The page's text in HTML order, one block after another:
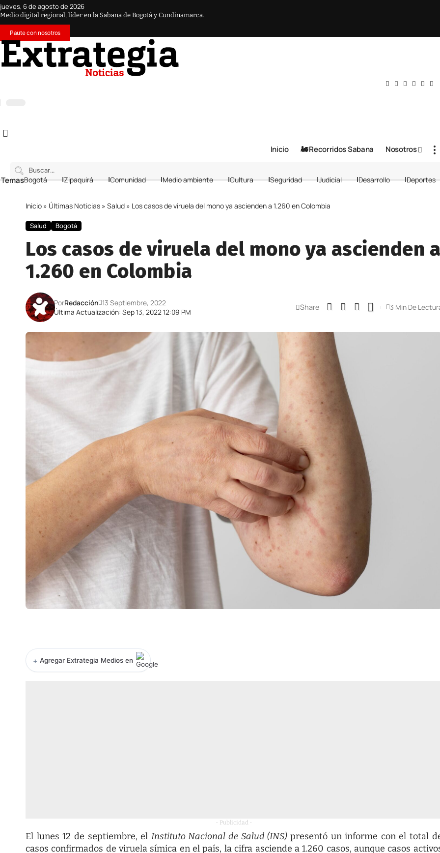
jueves, 6 de agosto de 2026
Medio digital regional, líder en la Sabana de Bogotá y Cundinamarca.
Paute con nosotros
Inicio 🚂 Recorridos Sabana Nosotros
Bogotá Zipaquirá Comunidad Medio ambiente Cultura Seguridad Judicial Desarrollo Deportes
Inicio » Últimas Noticias » Salud » Los casos de viruela del mono ya ascienden a 1.260 en Colombia
Salud Bogotá
Los casos de viruela del mono ya ascienden a
1.260 en Colombia
Última Actualización: Sep 13, 2022 12:09 PM
PorRedacción 13 Septiembre, 2022 Share 3 Min De
+ Agregar Extrategia Medios en
- Publicidad -
El lunes 12 de septiembre, el Instituto Nacional de Salud (INS)presentó un informe con el total
casos confirmados de viruela símica en el país, la cifra asciende a 1.260 casos, aunque casos